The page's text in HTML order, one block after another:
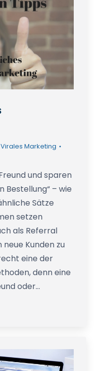
Virales Marketing
und sparen
Bestellung“ – wie
Sätze
setzen
als Referral
Kunden zu
eine der
denn eine
oder…